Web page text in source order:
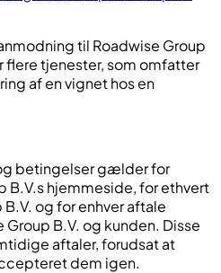
til Roadwise Group
flere tjenester, som omfatter
af en vignet hos en
betingelser gælder for
B.V.s hjemmeside, for ethvert
og for enhver aftale
B.V. og kunden. Disse
aftaler, forudsat at
dem igen.